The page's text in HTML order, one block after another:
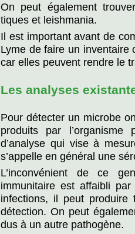
On peut également
tiques et leishmania.
Il est important avant de
Lyme de faire un inventaire
car elles peuvent rendre le
Les analyses
Pour détecter un microbe
produits par l’organisme
d’analyse qui vise à
s’appelle en général une
L’inconvénient de ce
immunitaire est affaibli
infections, il peut produire
détection. On peut
dus à un autre pathogène.